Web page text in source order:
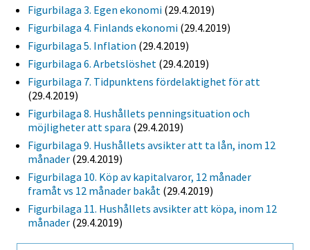
Figurbilaga 3. Egen ekonomi (29.4.2019)
Figurbilaga 4. Finlands ekonomi (29.4.2019)
Figurbilaga 5. Inflation (29.4.2019)
Figurbilaga 6. Arbetslöshet (29.4.2019)
Figurbilaga 7. Tidpunktens fördelaktighet för att
(29.4.2019)
Figurbilaga 8. Hushållets penningsituation och
möjligheter att spara (29.4.2019)
Figurbilaga 9. Hushållets avsikter att ta lån, inom 12
månader (29.4.2019)
Figurbilaga 10. Köp av kapitalvaror, 12 månader
framåt vs 12 månader bakåt (29.4.2019)
Figurbilaga 11. Hushållets avsikter att köpa, inom 12
månader (29.4.2019)